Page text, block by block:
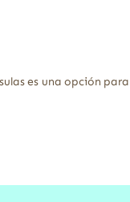
es una opción